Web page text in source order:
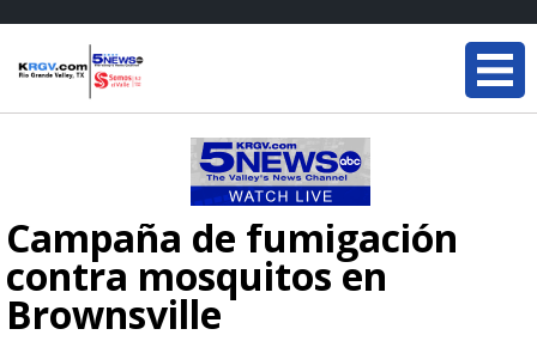
Campaña de fumigación
contra mosquitos en
Brownsville